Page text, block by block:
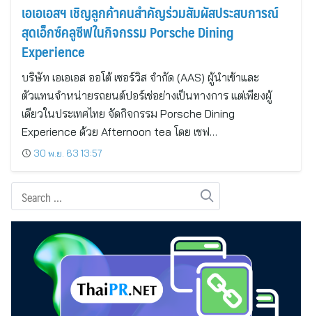
เอเอเอสฯ เชิญลูกค้าคนสำคัญร่วมสัมผัสประสบการณ์
สุดเอ็กซ์คลูซีฟในกิจกรรม Porsche Dining
Experience
บริษัท เอเอเอส ออโต้ เซอร์วิส จำกัด (AAS) ผู้นำเข้าและ
ตัวแทนจำหน่ายรถยนต์ปอร์เช่อย่างเป็นทางการ แต่เพียงผู้
เดียวในประเทศไทย จัดกิจกรรม Porsche Dining
Experience ด้วย Afternoon tea โดย เชฟ…
30 พ.ย. 63 13:57